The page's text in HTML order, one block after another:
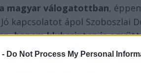
- Do Not Process My Personal
magyar válogatottban,
kapcsolatot ápol Szoboszlai
hanem klubszinten is